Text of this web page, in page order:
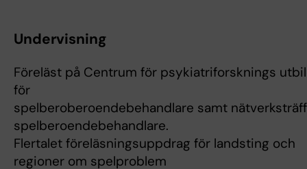
Undervisning
Föreläst på Centrum för psykiatriforsknings
för
spelberoberoendebehandlare samt
spelberoendebehandlare.
Flertalet föreläsningsuppdrag för landsting och
regioner om spelproblem